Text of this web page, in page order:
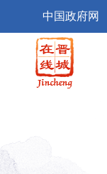
中国政府网